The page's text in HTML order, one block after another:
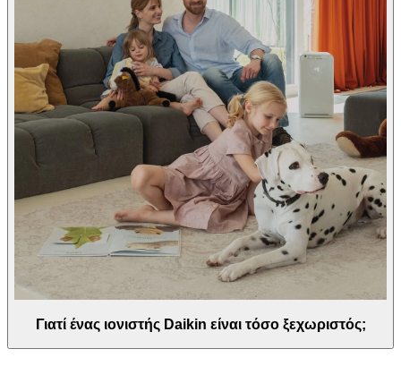
Γιατί ένας ιονιστής Daikin είναι τόσο ξεχωριστός;